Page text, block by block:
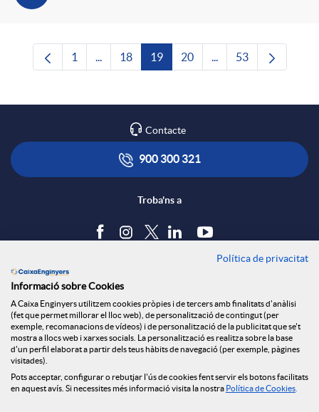
Pàgina
1 ...Pàgines intermèdies Utilitzeu TAB per
Pàgina
18 Pàgina
19 Pàgina
20 ...Pàgines intermèdies
Pàgina
53
Contacte
900 300 321
Troba'ns a
Política de cookies
Avís legal
Seguretat Online
Canal denúncies
Política de privacitat
Informació sobre Cookies
A Caixa Enginyers utilitzem cookies pròpies i de tercers amb finalitats d'anàlisi
(fet que permet millorar el lloc web), de personalització de contingut (per
exemple, recomanacions de vídeos) i de personalització de la publicitat que se't
mostra a llocs web i xarxes socials. La personalització es realitza sobre la base
d'un perfil elaborat a partir dels teus hàbits de navegació (per exemple, pàgines
visitades).
Pots acceptar, configurar o rebutjar l'ús de cookies fent servir els botons facilitats
en aquest avís. Si necessites més informació visita la nostra Política de Cookies